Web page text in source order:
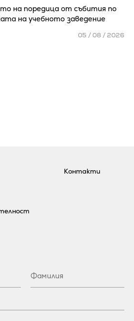
на поредица от събития по
на учебното заведение
05 / 08 / 2026
Контакти